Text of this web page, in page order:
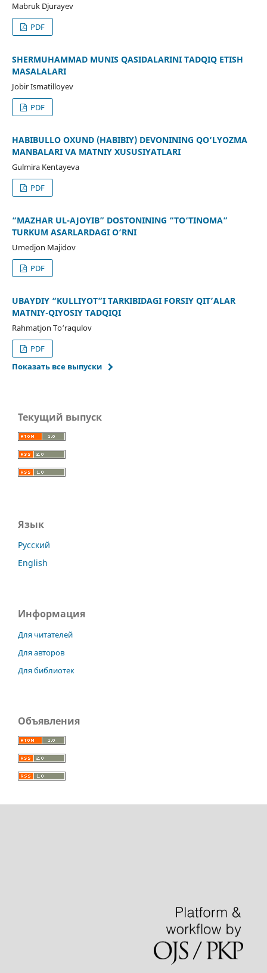
Mabruk Djurayev
PDF
SHERMUHAMMAD MUNIS QASIDALARINI TADQIQ ETISH
MASALALARI
Jobir Ismatilloyev
PDF
HABIBULLO OXUND (HABIBIY) DEVONINING QO‘LYOZMA
MANBALARI VA MATNIY XUSUSIYATLARI
Gulmira Kentayeva
PDF
“MAZHAR UL-AJOYIB” DOSTONINING “TO‘TINOMA”
TURKUM ASARLARDAGI O‘RNI
Umedjon Majidov
PDF
UBAYDIY “KULLIYOT”I TARKIBIDAGI FORSIY QIT’ALAR
MATNIY-QIYOSIY TADQIQI
Rahmatjon To‘raqulov
PDF
Показать все выпуски
Текущий выпуск
Язык
Русский
English
Информация
Для читателей
Для авторов
Для библиотек
Объявления